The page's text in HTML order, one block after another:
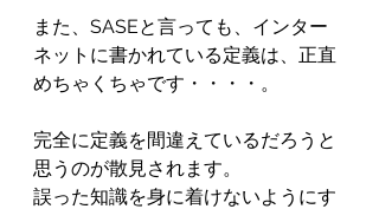
また、SASEと言っても、インター
ネットに書かれている定義は、正直
めちゃくちゃです・・・・。
完全に定義を間違えているだろうと
思うのが散見されます。
誤った知識を身に着けないようにす